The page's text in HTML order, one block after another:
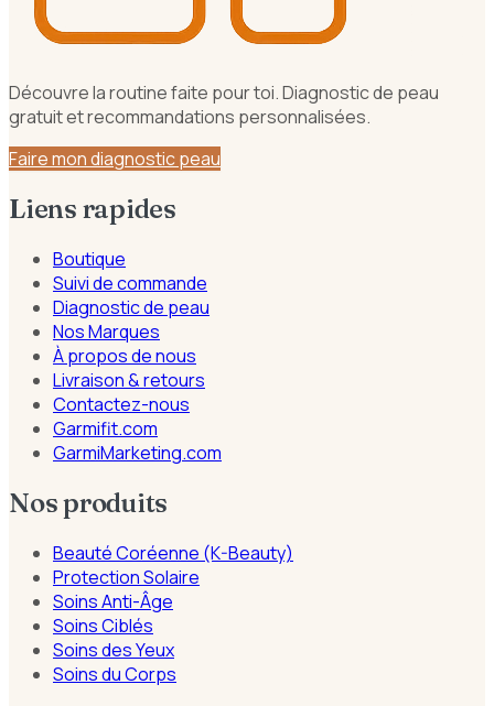
Découvre la routine faite pour toi. Diagnostic de peau
gratuit et recommandations personnalisées.
Faire mon diagnostic peau
Liens rapides
Boutique
Suivi de commande
Diagnostic de peau
Nos Marques
À propos de nous
Livraison & retours
Contactez-nous
Garmifit.com
GarmiMarketing.com
Nos produits
Beauté Coréenne (K-Beauty)
Protection Solaire
Soins Anti-Âge
Soins Ciblés
Soins des Yeux
Soins du Corps